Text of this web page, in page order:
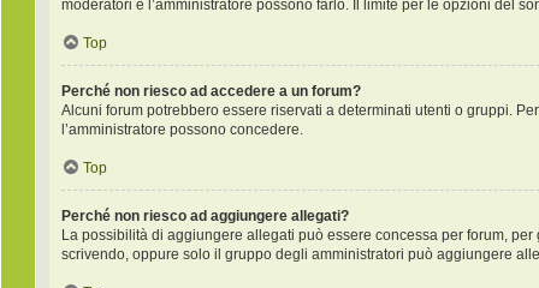
moderatori e l’amministratore possono farlo. Il limite per le opzioni del
Top
Perché non riesco ad accedere a un forum?
Alcuni forum potrebbero essere riservati a determinati utenti o gruppi.
l’amministratore possono concedere.
Top
Perché non riesco ad aggiungere allegati?
La possibilità di aggiungere allegati può essere concessa per forum,
scrivendo, oppure solo il gruppo degli amministratori può aggiungere